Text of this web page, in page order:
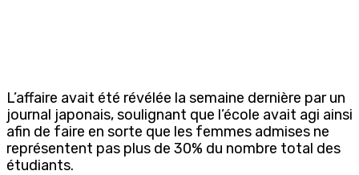
L’affaire avait été révélée la semaine dernière par un
journal japonais, soulignant que l’école avait agi ainsi
afin de faire en sorte que les femmes admises ne
représentent pas plus de 30% du nombre total des
étudiants.